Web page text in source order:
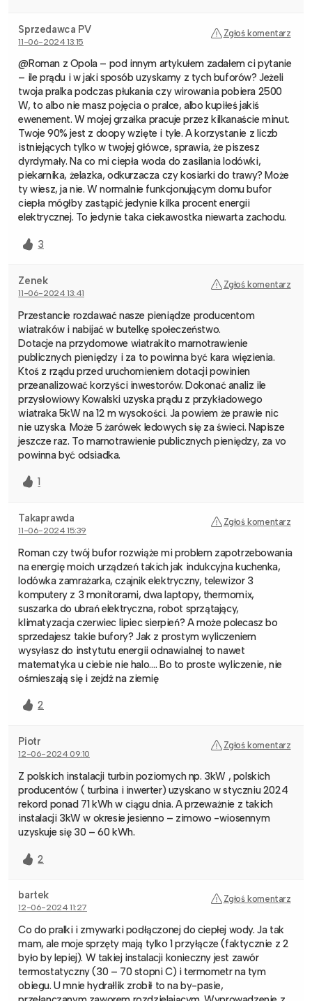
Sprzedawca PV
11-06-2024 13:15
Zgłoś komentarz
@Roman z Opola – pod innym artykułem zadałem ci pytanie
– ile prądu i w jaki sposób uzyskamy z tych buforów? Jeżeli
twoja pralka podczas płukania czy wirowania pobiera 2500
W, to albo nie masz pojęcia o pralce, albo kupiłeś jakiś
ewenement. W mojej grzałka pracuje przez kilkanaście minut.
Twoje 90% jest z doopy wzięte i tyle. A korzystanie z liczb
istniejących tylko w twojej główce, sprawia, że piszesz
dyrdymały. Na co mi ciepła woda do zasilania lodówki,
piekarnika, żelazka, odkurzacza czy kosiarki do trawy? Może
ty wiesz, ja nie. W normalnie funkcjonującym domu bufor
ciepła mógłby zastąpić jedynie kilka procent energii
elektrycznej. To jedynie taka ciekawostka niewarta zachodu.
3
Zenek
11-06-2024 13:41
Zgłoś komentarz
Przestancie rozdawać nasze pieniądze producentom
wiatraków i nabijać w butelkę społeczeństwo.
Dotacje na przydomowe wiatrakito marnotrawienie
publicznych pieniędzy i za to powinna być kara więzienia.
Ktoś z rządu przed uruchomieniem dotacji powinien
przeanalizować korzyści inwestorów. Dokonać analiz ile
przysłowiowy Kowalski uzyska prądu z przykładowego
wiatraka 5kW na 12 m wysokości. Ja powiem że prawie nic
nie uzyska. Może 5 żarówek ledowych się za świeci. Napisze
jeszcze raz. To marnotrawienie publicznych pieniędzy, za vo
powinna być odsiadka.
1
Takaprawda
11-06-2024 15:39
Zgłoś komentarz
Roman czy twój bufor rozwiąże mi problem zapotrzebowania
na energię moich urządzeń takich jak indukcyjna kuchenka,
lodówka zamrażarka, czajnik elektryczny, telewizor 3
komputery z 3 monitorami, dwa laptopy, thermomix,
suszarka do ubrań elektryczna, robot sprzątający,
klimatyzacja czerwiec lipiec sierpień? A może polecasz bo
sprzedajesz takie bufory? Jak z prostym wyliczeniem
wysyłasz do instytutu energii odnawialnej to nawet
matematyka u ciebie nie halo…. Bo to proste wyliczenie, nie
ośmieszają się i zejdź na ziemię
2
Piotr
12-06-2024 09:10
Zgłoś komentarz
Z polskich instalacji turbin poziomych np. 3kW , polskich
producentów ( turbina i inwerter) uzyskano w styczniu 2024
rekord ponad 71 kWh w ciągu dnia. A przeważnie z takich
instalacji 3kW w okresie jesienno – zimowo -wiosennym
uzyskuje się 30 – 60 kWh.
2
bartek
12-06-2024 11:27
Zgłoś komentarz
Co do pralki i zmywarki podłączonej do ciepłej wody. Ja tak
mam, ale moje sprzęty mają tylko 1 przyłącze (faktycznie z 2
było by lepiej). W takiej instalacji konieczny jest zawór
termostatyczny (30 – 70 stopni C) i termometr na tym
obiegu. U mnie hydrałlik zrobił to na by-pasie,